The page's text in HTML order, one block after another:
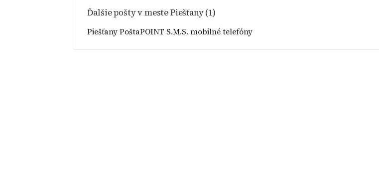
Ďalšie pošty v meste Piešťany (1)
Piešťany PoštaPOINT S.M.S. mobilné telefóny